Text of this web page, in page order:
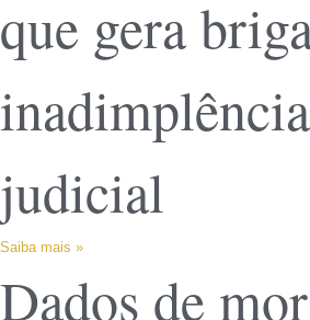
que gera
judicial
Saiba mais »
Dados de